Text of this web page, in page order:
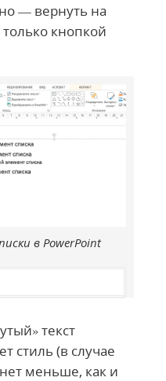
— вернуть на
кнопкой
в PowerPoint
текст
стиль (в случае
меньше, как и